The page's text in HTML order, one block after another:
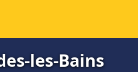
les-Bains